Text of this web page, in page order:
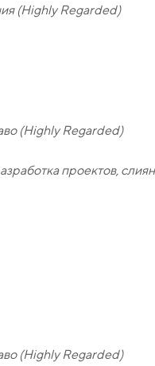
(Highly Regarded)
(Highly Regarded)
проектов,
(Highly Regarded)